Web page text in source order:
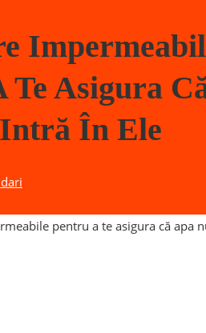
Te Asigura
În Ele
pentru a te asigura că apa